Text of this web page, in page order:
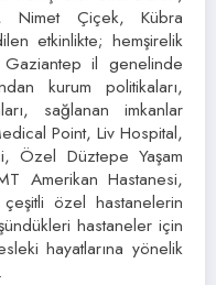
Nimet Çiçek, Kübra
etkinlikte; hemşirelik
il genelinde
kurum politikaları,
sağlanan imkanlar
Point, Liv Hospital,
Özel Düztepe Yaşam
Amerikan Hastanesi,
özel hastanelerin
hastaneler için
hayatlarına yönelik